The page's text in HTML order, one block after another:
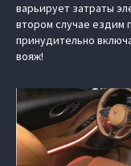
варьирует затраты
втором случае ездим
принудительно
вояж!